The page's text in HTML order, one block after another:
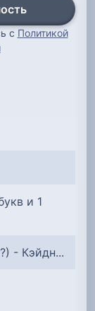
с Политикой
и 1
- Кэйдн...